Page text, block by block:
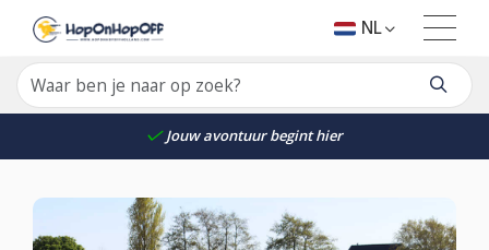
Jouw avontuur begint hier
NL